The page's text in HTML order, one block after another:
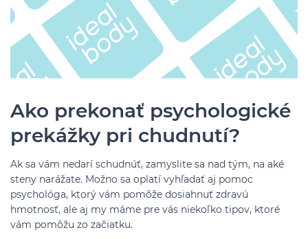
Ako prekonať psychologické
prekážky pri chudnutí?
Ak sa vám nedarí schudnúť, zamyslite sa nad tým, na aké
steny narážate. Možno sa oplatí vyhľadať aj pomoc
psychológa, ktorý vám pomôže dosiahnuť zdravú
hmotnosť, ale aj my máme pre vás niekoľko tipov, ktoré
vám pomôžu zo začiatku.